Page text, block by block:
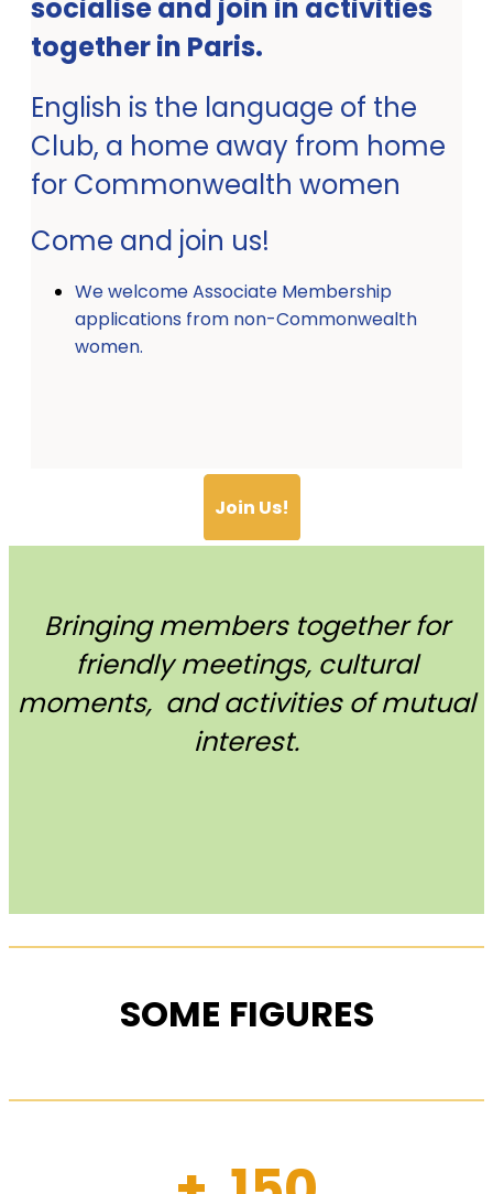
socialise and join in activities
together in Paris.
English is the language of the
Club, a home away from home
for Commonwealth women
Come and join us!
We welcome Associate Membership
applications from non-Commonwealth
women.
Join Us!
Bringing members together for
friendly meetings, cultural
moments, and activities of mutual
interest.
SOME FIGURES